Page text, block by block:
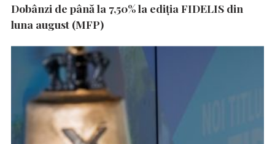
Dobânzi de până la 7,50% la ediția FIDELIS din
luna august (MFP)